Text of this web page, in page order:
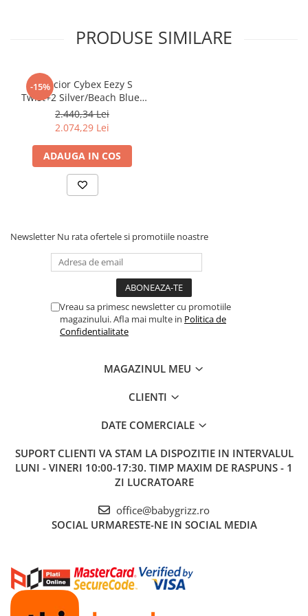
PRODUSE SIMILARE
-15%
Carucior Cybex Eezy S
Twist+2 Silver/Beach Blue-
RESIGILAT
2.440,34 Lei
2.074,29 Lei
ADAUGA IN COS
Newsletter Nu rata ofertele si promotiile noastre
Vreau sa primesc newsletter cu promotiile
magazinului. Afla mai multe in Politica de
Confidentialitate
MAGAZINUL MEU
CLIENTI
DATE COMERCIALE
SUPORT CLIENTI VA STAM LA DISPOZITIE IN INTERVALUL
LUNI - VINERI 10:00-17:30. TIMP MAXIM DE RASPUNS - 1
ZI LUCRATOARE
office@babygrizz.ro
SOCIAL URMARESTE-NE IN SOCIAL MEDIA